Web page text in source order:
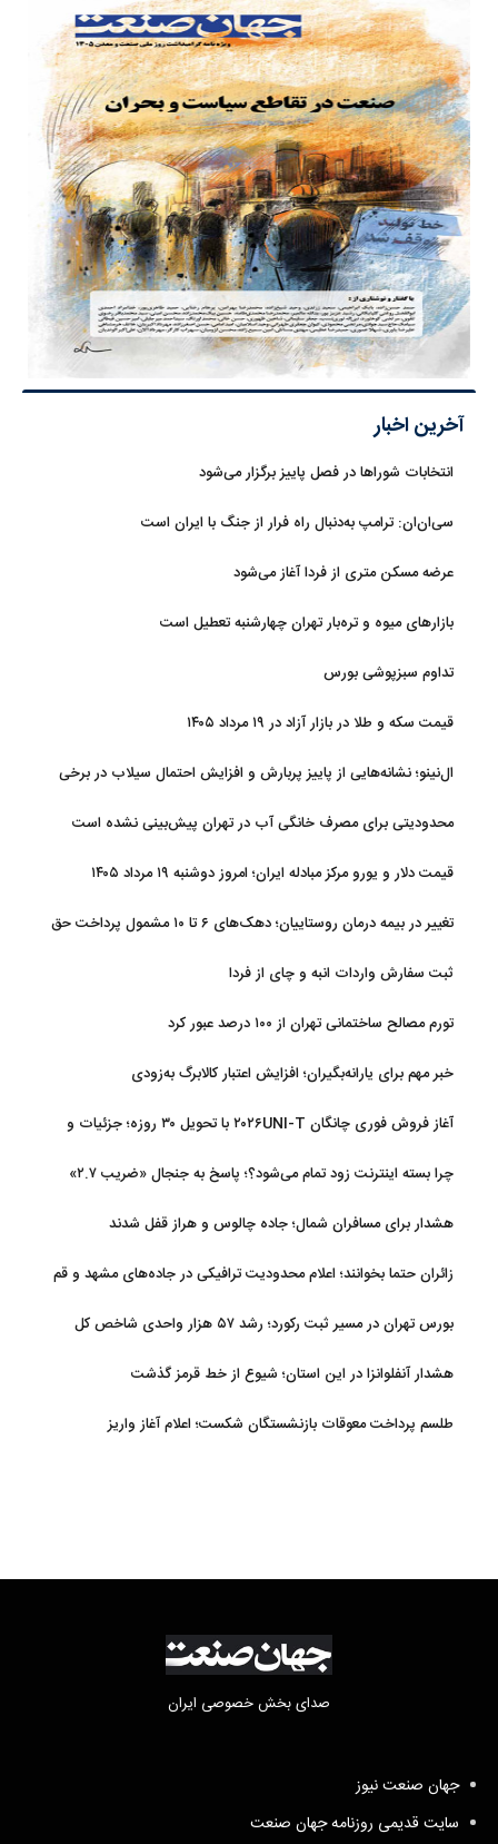
آخرین اخبار
انتخابات شوراها در فصل پاییز برگزار می‌شود
سی‌ان‌ان: ترامپ به‌دنبال راه فرار از جنگ با ایران است
عرضه مسکن متری از فردا آغاز می‌شود
بازارهای میوه و تره‌بار تهران چهارشنبه تعطیل است
تداوم سبزپوشی بورس
قیمت سکه و طلا در بازار آزاد در ۱۹ مرداد ۱۴۰۵
ال‌نینو؛ نشانه‌هایی از پاییز پربارش و افزایش احتمال سیلاب در برخی
محدودیتی برای مصرف خانگی آب در تهران پیش‌بینی نشده است
قیمت دلار و یورو مرکز مبادله ایران؛ امروز دوشنبه ۱۹ مرداد ۱۴۰۵
تغییر در بیمه درمان روستاییان؛ دهک‌های ۶ تا ۱۰ مشمول پرداخت حق
ثبت سفارش واردات انبه و چای از فردا
تورم مصالح ساختمانی تهران از ۱۰۰ درصد عبور کرد
خبر مهم برای یارانه‌بگیران؛ افزایش اعتبار کالابرگ به‌زودی
آغاز فروش فوری چانگان ۲۰۲۶UNI-T با تحویل ۳۰ روزه؛ جزئیات و
چرا بسته اینترنت زود تمام می‌شود؟؛ پاسخ به جنجال «ضریب ۲.۷»
هشدار برای مسافران شمال؛ جاده چالوس و هراز قفل شدند
زائران حتما بخوانند؛ اعلام محدودیت ترافیکی در جاده‌های مشهد و قم
بورس تهران در مسیر ثبت رکورد؛ رشد ۵۷ هزار واحدی شاخص کل
هشدار آنفلوانزا در این استان؛ شیوع از خط قرمز گذشت
طلسم پرداخت معوقات بازنشستگان شکست؛ اعلام آغاز واریز
صدای بخش خصوصی ایران
جهان صنعت نیوز
سایت قدیمی روزنامه جهان صنعت